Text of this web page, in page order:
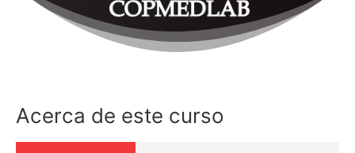
Acerca de este curso